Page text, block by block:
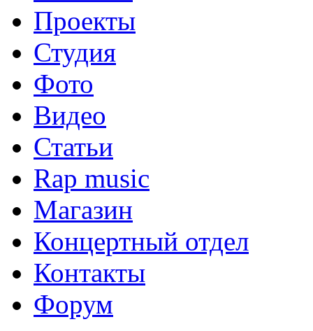
Проекты
Студия
Фото
Видео
Статьи
Rap music
Магазин
Концертный отдел
Контакты
Форум